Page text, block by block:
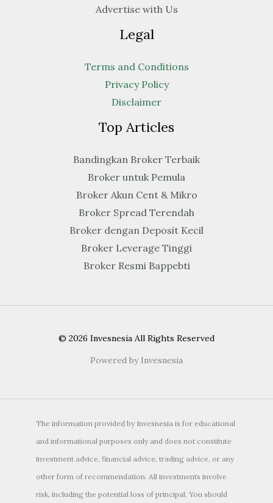
Advertise with Us
Legal
Terms and Conditions
Privacy Policy
Disclaimer
Top Articles
Bandingkan Broker Terbaik
Broker untuk Pemula
Broker Akun Cent & Mikro
Broker Spread Terendah
Broker dengan Deposit Kecil
Broker Leverage Tinggi
Broker Resmi Bappebti
© 2026 Invesnesia All Rights Reserved
Powered by Invesnesia
The information provided by Invesnesia is for educational
and informational purposes only and does not constitute
investment advice, financial advice, trading advice, or any
other form of recommendation. All investments involve
risk, including the potential loss of principal. You should